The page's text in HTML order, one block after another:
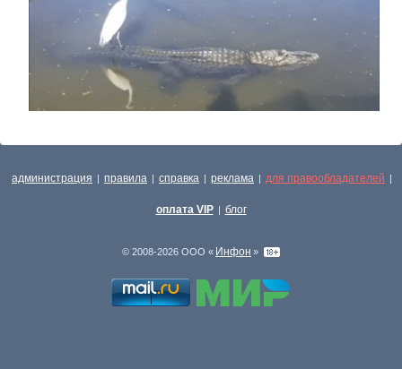
администрация | правила | справка | реклама | для правообладателей |
оплата VIP | блог
© 2008-2026 ООО « Инфон »